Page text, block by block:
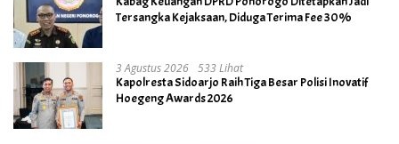
Tersangka Kejaksaan, Diduga Terima Fee 30%
3 Agustus 2026 533 Lihat
Kapolresta Sidoarjo Raih Tiga Besar Polisi Inovatif
Hoegeng Awards 2026